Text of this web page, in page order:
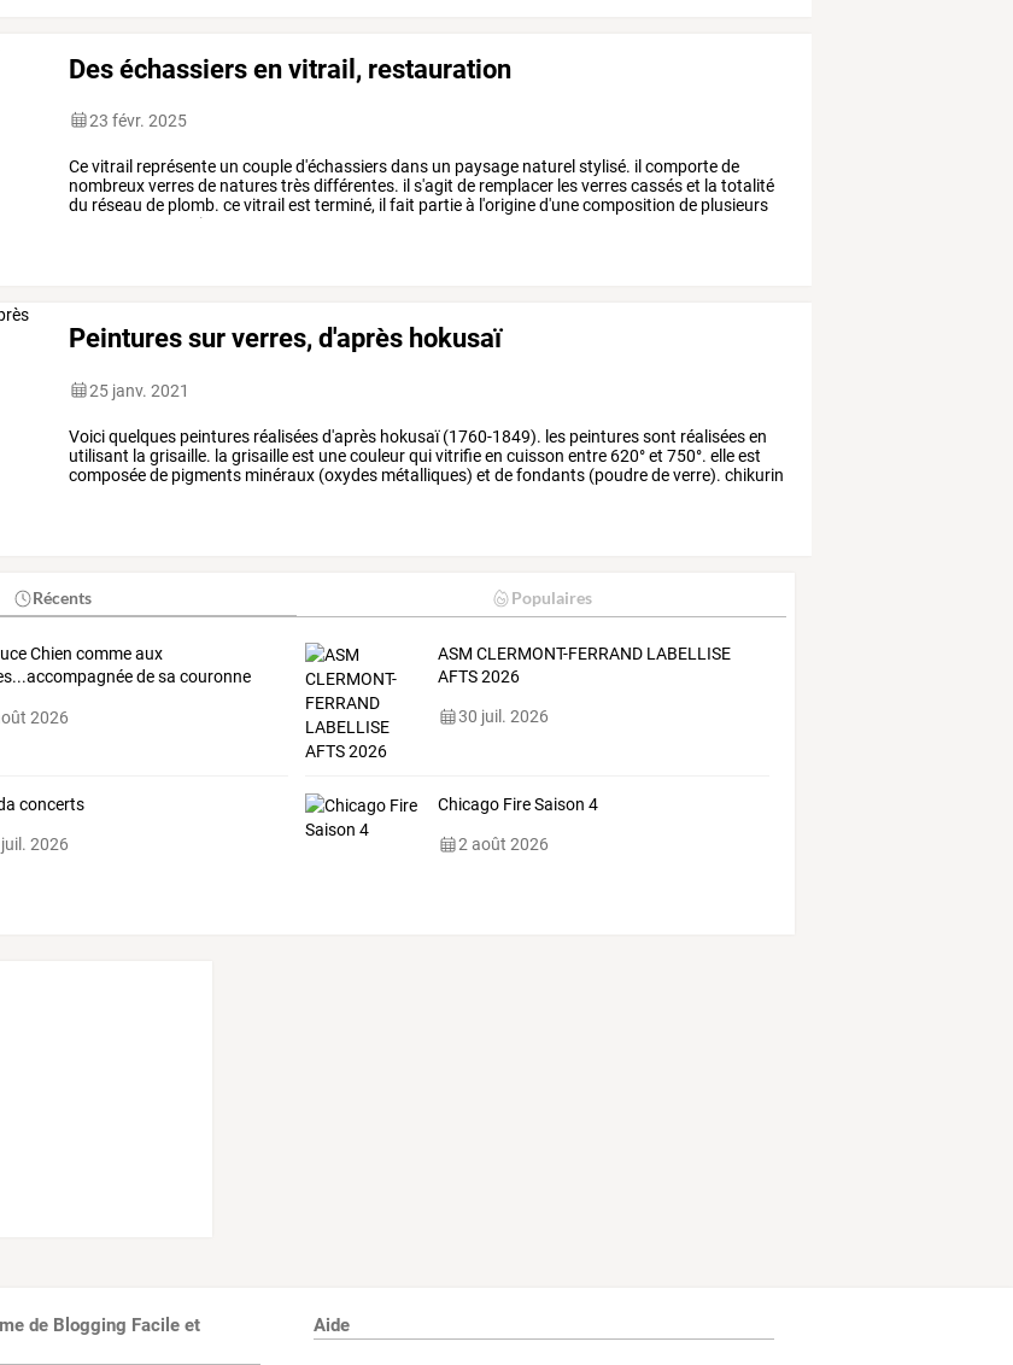
Des échassiers en vitrail, restauration
23 févr. 2025
Cevitrail représente un coupled'échassiersdans un paysage naturel stylisé. il comportede
nombreuxverresde naturestrèsdifférentes. il s'agit de remplacer lesverrescasséset la totalité
du réseau de plomb. cevitrail est terminé, il fait partieà l'origined'unecomposition de plusieurs
contient
Peintures sur verres, d'après hokusaï
25 janv. 2021
Voiciquelques peintures réaliséesd'après hokusaï(1760-1849). les peinturessont réaliséesen
utilisant la grisaille. la grisailleest unecouleurquivitrifieen cuisson entre 620°et 750°. elleest
composéede pigments minéraux (oxydes métalliques) et defondants (poudredeverre). chikurin
Récents Populaires
Chien commeaux
desa couronne
2026
ASM CLERMONT-FERRAND LABELLISE
AFTS 2026
30 juil. 2026
concerts
2026
Chicago Fire Saison 4
2 août 2026
de Blogging Facile et
Aide